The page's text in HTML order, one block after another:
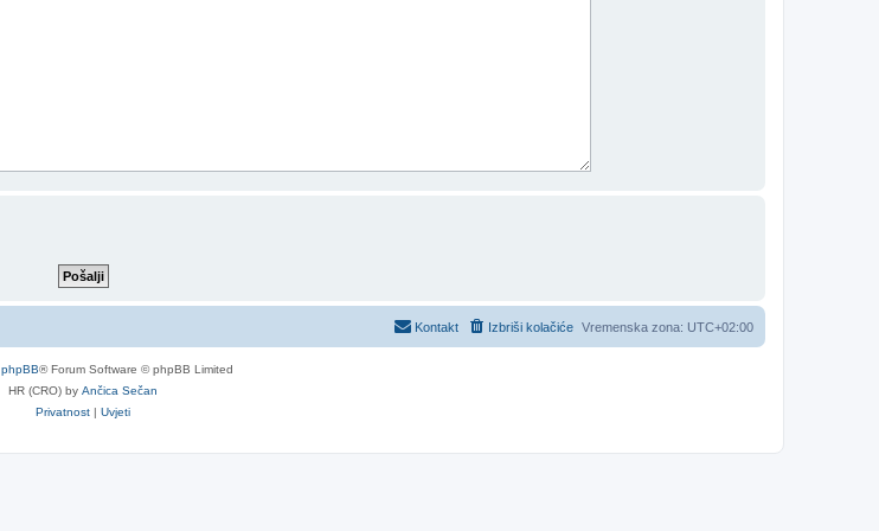
Vremenska zona: UTC+02:00
Izbriši kolačiće
Kontakt
phpBB® Forum Software © phpBB Limited
HR (CRO) by Ančica Sečan
Privatnost | Uvjeti